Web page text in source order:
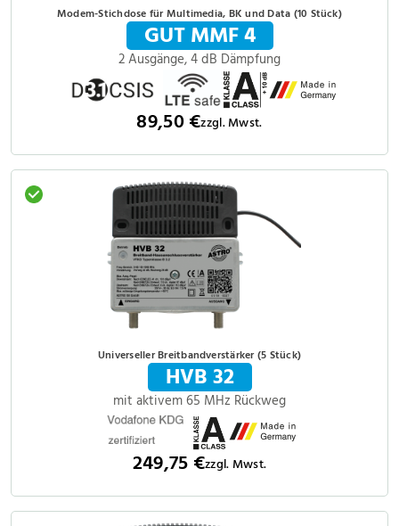
Modem-Stichdose für Multimedia, BK und Data (10 Stück)
GUT MMF 4
2 Ausgänge, 4 dB Dämpfung
89,50 €zzgl. Mwst.
Universeller Breitbandverstärker (5 Stück)
HVB 32
mit aktivem 65 MHz Rückweg
249,75 €zzgl. Mwst.